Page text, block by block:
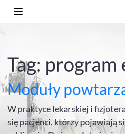
Tag: program
Moduły
W praktyce lekarskiej i
się pacjenci, którzy pojawiają